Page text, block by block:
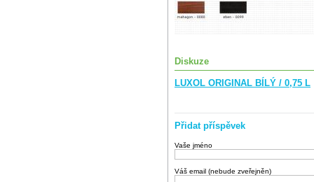
Diskuze
LUXOL ORIGINAL BÍLÝ / 0,75 L
Přidat příspěvek
Vaše jméno
Váš email (nebude zveřejněn)